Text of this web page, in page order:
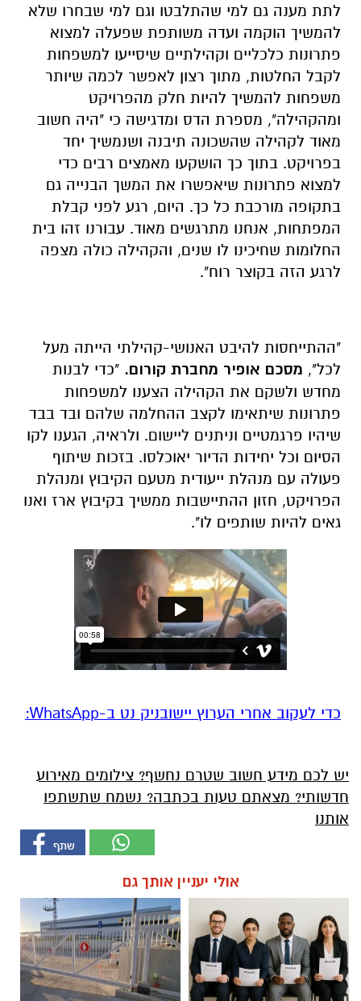
לתת מענה גם למי שהתלבטו וגם למי שבחרו שלא
להמשיך הוקמה ועדה משותפת שפעלה למצוא
פתרונות כלכליים וקהילתיים שיסייעו למשפחות
לקבל החלטות, מתוך רצון לאפשר לכמה שיותר
משפחות להמשיך להיות חלק מהפרויקט
ומהקהילה", מספרת הדס ומדגישה כי "היה חשוב
מאוד לקהילה שהשכונה תיבנה ושנמשיך יחד
בפרויקט. בתוך כך הושקעו מאמצים רבים כדי
למצוא פתרונות שיאפשרו את המשך הבנייה גם
בתקופה מורכבת כל כך. היום, רגע לפני קבלת
המפתחות, אנחנו מתרגשים מאוד. עבורנו זהו בית
החלומות שחיכינו לו שנים, והקהילה כולה מצפה
לרגע הזה בקוצר רוח".
"ההתייחסות להיבט האנושי-קהילתי הייתה מעל
לכל", מסכם אופיר מחברת קורום. "כדי לבנות
מחדש ולשקם את הקהילה הצענו למשפחות
פתרונות שיתאימו לקצב ההחלמה שלהם ובד בבד
שיהיו פרגמטיים וניתנים ליישום. ולראיה, הגענו לקו
הסיום וכל יחידות הדיור יאוכלסו. בזכות שיתוף
פעולה עם מנהלת ייעודית מטעם הקיבוץ ומנהלת
הפרויקט, חזון ההתיישבות ממשיך בקיבוץ ארז ואנו
גאים להיות שותפים לו".
‏כדי לעקוב אחרי הערוץ יישובניק נט ב-WhatsApp:‏‏‏
יש לכם מידע חשוב שטרם נחשף? צילומים מאירוע
חדשותי? מצאתם טעות בכתבה? נשמח שתשתפו
אותנו
אולי יעניין אותך גם